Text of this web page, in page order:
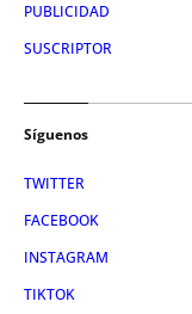
PUBLICIDAD
SUSCRIPTOR
Síguenos
TWITTER
FACEBOOK
INSTAGRAM
TIKTOK